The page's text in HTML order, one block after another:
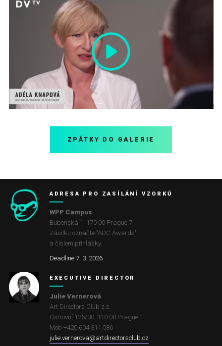
ZPÁTKY DO GALERIE
ADRESA PRO ZASÍLÁNÍ VZORKŮ
WPP Campus
Bubenská 1, 170 00 Prague 7
Zásilku označte "ADC Awards"
a číslem přihlášky.
Deadline 7. 3. 2026
EXECUTIVE DIRECTOR
Julie Vernerová
Art Directors Club z.s.
Ostrovní 126/30, 110 00 Prague 1
Mob +420 604 311 586
julie.vernerova@artdirectorsclub.cz